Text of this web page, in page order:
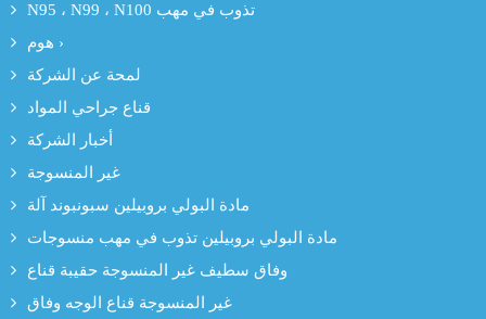
N95 ، N99 ، N100 تذوب في مهب
هوم ›
لمحة عن الشركة
قناع جراحي المواد
أخبار الشركة
غير المنسوجة
مادة البولي بروبيلين سبونبوند آلة
مادة البولي بروبيلين تذوب في مهب منسوجات
وفاق سطيف غير المنسوجة حقيبة قناع
غير المنسوجة قناع الوجه وفاق